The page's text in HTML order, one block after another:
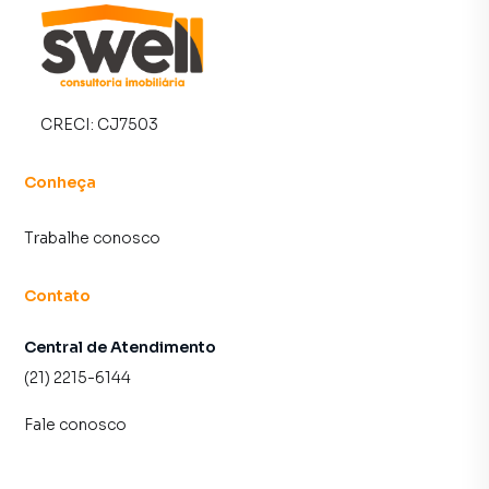
CRECI: CJ7503
Conheça
Trabalhe conosco
Contato
Central de Atendimento
(21) 2215-6144
Fale conosco